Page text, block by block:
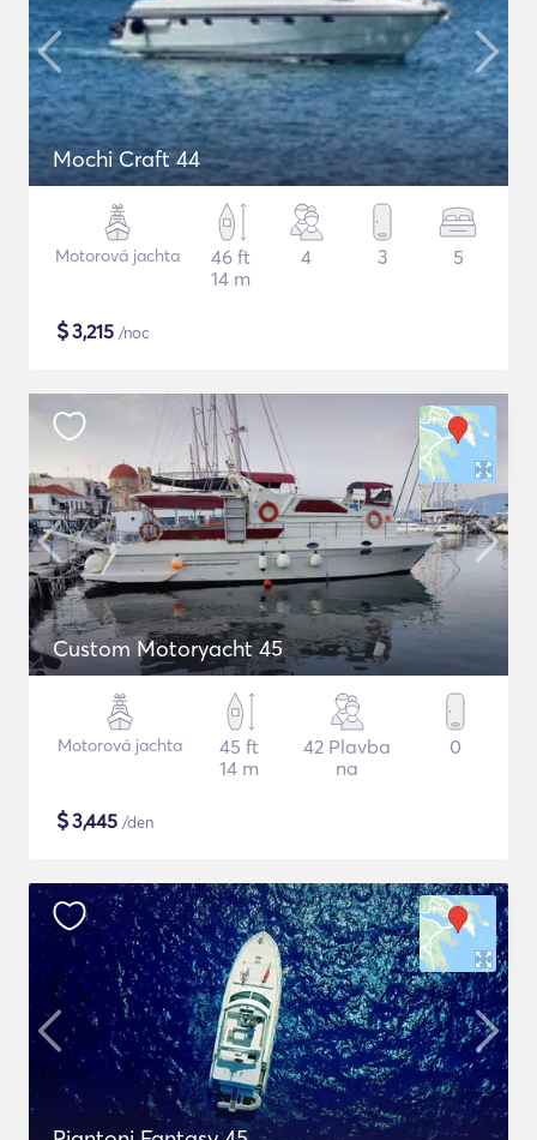
Mochi Craft 44
Motorová jachta
46 ft
14 m
4 3 5
$3,215 /noc
Custom Motoryacht 45
Motorová jachta
45 ft
14 m
42 Plavba
na
0
$3,445 /den